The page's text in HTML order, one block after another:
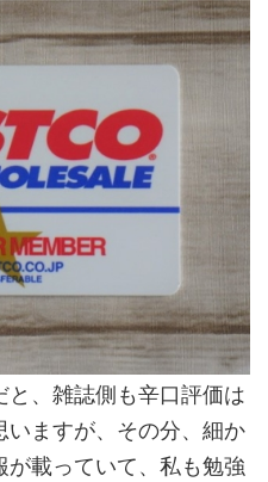
、雑誌側も辛口評価は
ますが、その分、細か
が載っていて、私も勉強